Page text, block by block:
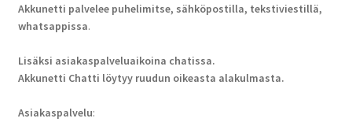
Akkunetti palvelee puhelimitse, sähköpostilla, tekstiviestillä,
whatsappissa.
Lisäksi asiakaspalveluaikoina chatissa.
Akkunetti Chatti löytyy ruudun oikeasta alakulmasta.
Asiakaspalvelu: